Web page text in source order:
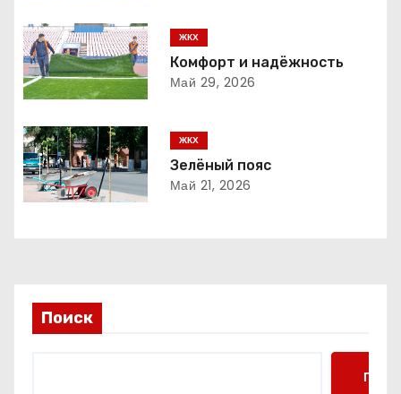
ц
и
я
п
о
з
и
ЖКХ
Комфорт и надёжность
Май 29, 2026
ЖКХ
Зелёный пояс
Май 21, 2026
Поиск
Поиск